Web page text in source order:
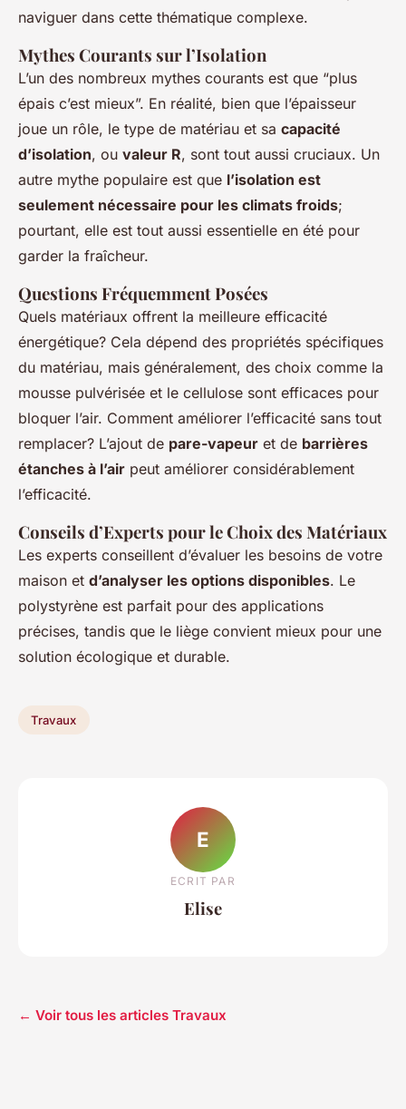
naviguer dans cette thématique complexe.
Mythes Courants sur l’Isolation
L’un des nombreux mythes courants est que “plus
épais c’est mieux”. En réalité, bien que l’épaisseur
joue un rôle, le type de matériau et sa capacité
d’isolation, ou valeur R, sont tout aussi cruciaux. Un
autre mythe populaire est que l’isolation est
seulement nécessaire pour les climats froids;
pourtant, elle est tout aussi essentielle en été pour
garder la fraîcheur.
Questions Fréquemment Posées
Quels matériaux offrent la meilleure efficacité
énergétique? Cela dépend des propriétés spécifiques
du matériau, mais généralement, des choix comme la
mousse pulvérisée et le cellulose sont efficaces pour
bloquer l’air. Comment améliorer l’efficacité sans tout
remplacer? L’ajout de pare-vapeur et de barrières
étanches à l’air peut améliorer considérablement
l’efficacité.
Conseils d’Experts pour le Choix des Matériaux
Les experts conseillent d’évaluer les besoins de votre
maison et d’analyser les options disponibles. Le
polystyrène est parfait pour des applications
précises, tandis que le liège convient mieux pour une
solution écologique et durable.
Travaux
E
ECRIT PAR
Elise
← Voir tous les articles Travaux